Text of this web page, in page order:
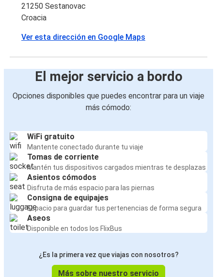
21250 Sestanovac
Croacia
Ver esta dirección en Google Maps
El mejor servicio a bordo
Opciones disponibles que puedes encontrar para un viaje
más cómodo:
WiFi gratuito
Mantente conectado durante tu viaje
Tomas de corriente
Mantén tus dispositivos cargados mientras te desplazas
Asientos cómodos
Disfruta de más espacio para las piernas
Consigna de equipajes
Espacio para guardar tus pertenencias de forma segura
Aseos
Disponible en todos los FlixBus
¿Es la primera vez que viajas con nosotros?
Más sobre nuestro servicio